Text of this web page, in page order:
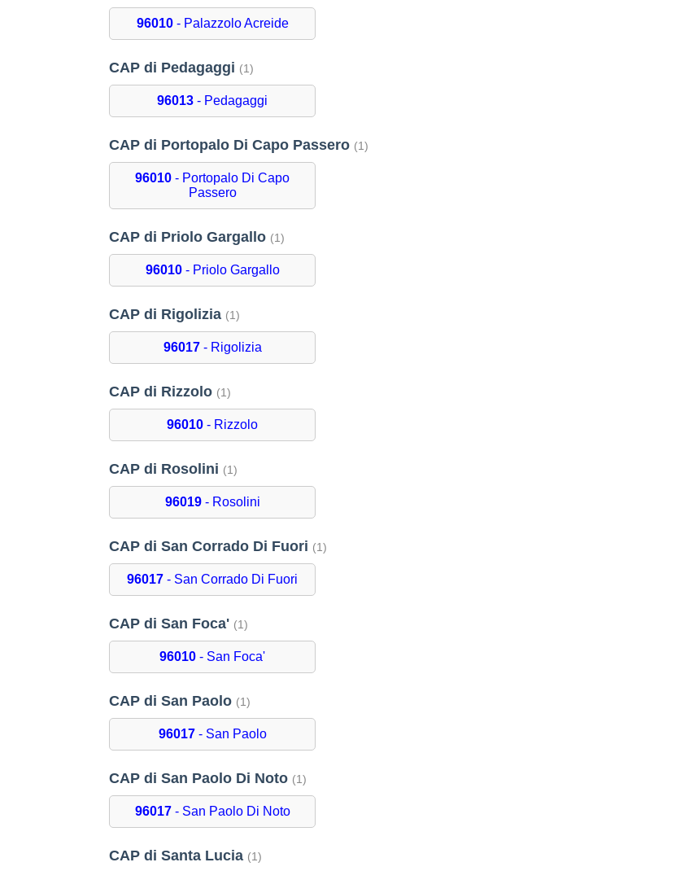
96010- Palazzolo Acreide
CAP di Pedagaggi (1)
96013 - Pedagaggi
CAP di Portopalo Di Capo Passero (1)
96010 - Portopalo Di Capo
Passero
CAP di Priolo Gargallo (1)
96010- Priolo Gargallo
CAP di Rigolizia (1)
96017- Rigolizia
CAP di Rizzolo (1)
96010 - Rizzolo
CAP di Rosolini (1)
96019- Rosolini
CAP di San Corrado Di Fuori (1)
96017 - San Corrado Di Fuori
CAP di San Foca' (1)
96010 - San Foca'
CAP di San Paolo (1)
96017- San Paolo
CAP di San Paolo Di Noto (1)
96017- San Paolo Di Noto
CAP di Santa Lucia (1)